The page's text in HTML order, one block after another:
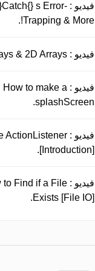
فيديو : s Error-
Trapping & More!.
فيديو :
فيديو : How to make a
splashScreen.
فيديو : ActionListener
[Introduction].
فيديو : to Find if a File
Exists [File IO].